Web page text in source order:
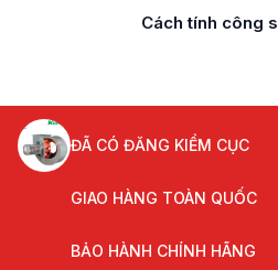
Cách tính công
ĐÃ CÓ ĐĂNG KIỂM CỤC
GIAO HÀNG TOÀN QUỐC
BẢO HÀNH CHÍNH HÃNG